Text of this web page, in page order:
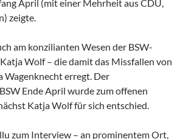
April (mit einer Mehrheit aus CDU,
zeigte.
am konzilianten Wesen der BSW-
Wolf – die damit das Missfallen von
Wagenknecht erregt. Der
Ende April wurde zum offenen
Katja Wolf für sich entschied.
zum Interview – an prominentem Ort,